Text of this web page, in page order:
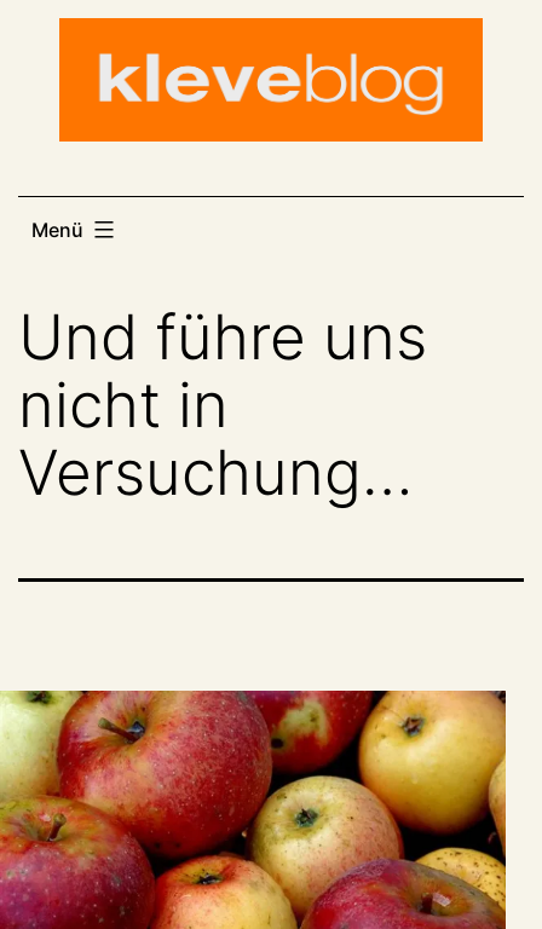
Menü
Und führe uns
nicht in
Versuchung…